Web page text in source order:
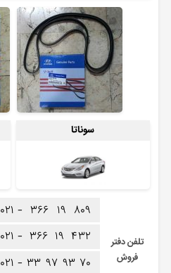
سوناتا
تلفن دفتر
فروش
۰۲۱ - ۳۶۶ ۱۹ ۸۰۹
۰۲۱ - ۳۶۶ ۱۹ ۴۳۲
۰۲۱ - ۳۳ ۹۷ ۹۳ ۷۰